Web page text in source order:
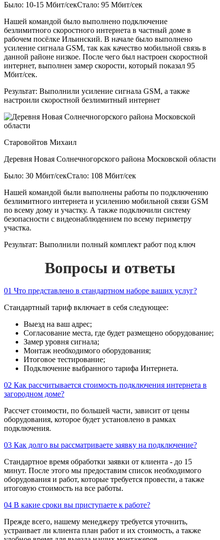
Было: 10-15 Мбит/секСтало: 95 Мбит/сек
Нашей командой было выполнено подключение
безлимитного скоростного интернета в частный доме в
рабочем посёлке Ильинский. В начале было выполнено
усиление сигнала GSM, так как качество мобильной связь в
данной районе низкое. После чего был настроен скоростной
интернет, выполнен замер скорости, который показал 95
Мбит/сек.
Результат: Выполнили усиление сигнала GSM, а также
настроили скоростной безлимитный интернет
Старовойтов Михаил
Деревня Новая Солнечногорского района Московской области
Было: 30 Мбит/секСтало: 108 Мбит/сек
Нашей командой были выполнены работы по подключению
безлимитного интернета и усилению мобильной связи GSM
по всему дому и участку. А также подключили систему
безопасности с видеонаблюдением по всему периметру
участка.
Результат: Выполнили полный комплект работ под ключ
Вопросы и ответы
01 Что представлено в стандартном наборе ваших услуг?
Стандартный тариф включает в себя следующее:
Выезд на ваш адрес;
Согласование места, где будет размещено оборудование;
Замер уровня сигнала;
Монтаж необходимого оборудования;
Итоговое тестирование;
Подключение выбранного тарифа Интернета.
02 Как рассчитывается стоимость подключения интернета в
загородном доме?
Рассчет стоимости, по большей части, зависит от цены
оборудования, которое будет установлено в рамках
подключения.
03 Как долго вы рассматриваете заявку на подключение?
Стандартное время обработки заявки от клиента - до 15
минут. После этого мы предоставим список необходимого
оборудования и работ, которые требуется провести, а также
итоговую стоимость на все работы.
04 В какие сроки вы приступаете к работе?
Прежде всего, нашему менеджеру требуется уточнить,
устраивает ли клиента план работ и их стоимость, а также